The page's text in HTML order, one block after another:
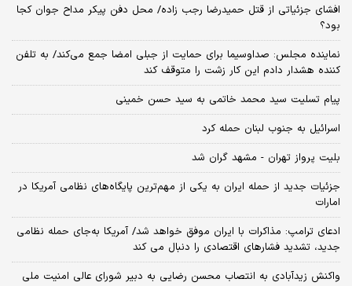
افشای جزئیاتی از قتل حمیدرضا رجب زاده/ محل دفن پیکر مداح جوان کجا
بود؟
نماینده مجلس: صداوسیما برای حمایت از جبلی امضا جمع می‌کند/ به تلفن
کننده هشدار دادم این کار زشت را متوقف کند
پیام تسلیت سید محمد خاتمی به سید حسن خمینی
اسرائیل به جنوب لبنان حمله کرد
بلیت پرواز تهران - مشهد گران شد
جزئیات جدید از حمله ایران به یکی از مهم‌ترین پایگاه‌های نظامی آمریکا در
امارات
ادعای ترامپ: مذاکرات با ایران موفق خواهد شد/ آمریکا به‌جای حمله نظامی
جدید، تشدید فشارهای اقتصادی را دنبال می کند
واکنش زیدآبادی به انتصاب محسن رضایی به دبیر شورای عالی امنیت ملی